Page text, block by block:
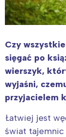
Czy
sięgać po
wierszyk,
wyjaśni,
przyjacielem
Łatwiej jest
świat tajemnic